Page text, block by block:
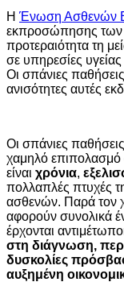
Η Ένωση Ασθενών
εκπροσώπησης των
προτεραιότητα τη
σε υπηρεσίες
Οι σπάνιες
ανισότητες αυτές
Οι σπάνιες
χαμηλό επιπολασμό
είναι χρόνια,
πολλαπλές πτυχές
ασθενών. Παρά τον
αφορούν συνολικά
έρχονται
στη διάγνωση,
δυσκολίες
αυξημένη